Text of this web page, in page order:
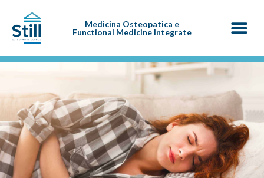
Medicina Osteopatica e
Functional Medicine Integrate